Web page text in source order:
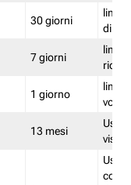
30 giorni
limita
di
7 giorni
limita
1 giorno
limita
13 mesi